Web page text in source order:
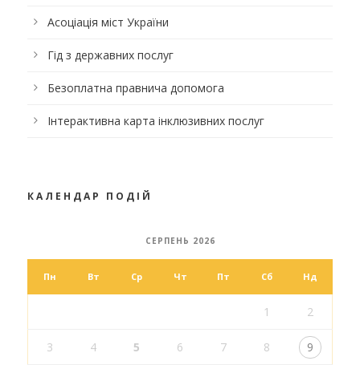
Асоціація міст України
Гід з державних послуг
Безоплатна правнича допомога
Інтерактивна карта інклюзивних послуг
КАЛЕНДАР ПОДІЙ
СЕРПЕНЬ 2026
Пн Вт Ср Чт Пт Сб Нд
1 2
3 4 5 6 7 8 9